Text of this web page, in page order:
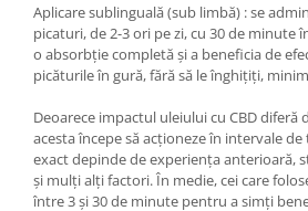
Aplicare sublinguală (sub limbă) : se
picaturi, de 2-3 ori pe zi, cu 30 de minute
o absorbție completă și a beneficia de
picăturile în gură, fără să le înghițiți,
Deoarece impactul uleiului cu CBD diferă
acesta începe să acționeze în intervale
exact depinde de experiența anterioară,
și mulți alți factori. În medie, cei care
între 3 și 30 de minute pentru a simți